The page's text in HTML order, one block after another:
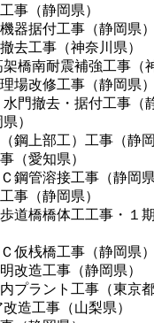
事（静岡県）
器据付工事（静岡県）
去工事（神奈川県）
橋南耐震補強工事（
場改修工事（静岡県）
門撤去・据付工事（
）
鋼上部工）工事（静岡
（愛知県）
鋼管溶接工事（静岡県
事（静岡県）
道橋橋体工工事・１
仮桟橋工事（静岡県）
改造工事（静岡県）
プラント工事（東京都
造工事（山梨県）